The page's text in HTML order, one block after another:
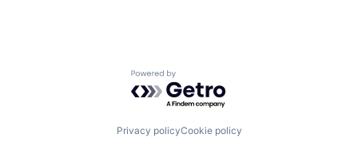
Powered by Getro.com
Privacy policyCookie policy